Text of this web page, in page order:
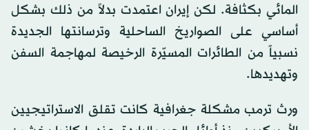
المائي بكثافة. لكن إيران اعتمدت بدلاً من ذلك بشكل
أساسي على الصواريخ الساحلية وترسانتها الجديدة
نسبياً من الطائرات المسيّرة الرخيصة لمهاجمة السفن
وتهديدها.
ورث ترمب مشكلة جغرافية كانت تقلق الاستراتيجيين